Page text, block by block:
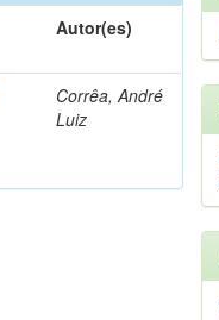
Autor(es)
Corrêa, André
Luiz